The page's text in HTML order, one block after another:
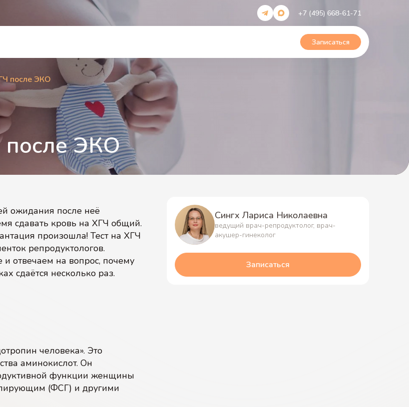
+7 (495) 668-61-71
Записаться
после ЭКО
ЭКО
ожидания после неё
сдавать кровь на ХГЧ общий.
произошла! Тест на ХГЧ
репродуктологов.
и отвечаем на вопрос, почему
сдаётся несколько раз.
человека». Это
аминокислот. Он
функции женщины
(ФСГ) и другими
Сингх Лариса Николаевна
ведущий врач-репродуктолог, врач-
акушер-гинеколог
Записаться